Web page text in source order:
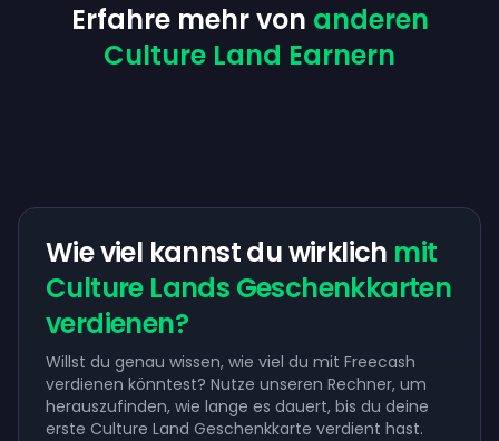
Erfahre mehr von anderen
Culture Land Earnern
Wie viel kannst du wirklich mit
Culture Lands Geschenkkarten
verdienen?
Willst du genau wissen, wie viel du mit Freecash
verdienen könntest? Nutze unseren Rechner, um
herauszufinden, wie lange es dauert, bis du deine
erste Culture Land Geschenkkarte verdient hast.